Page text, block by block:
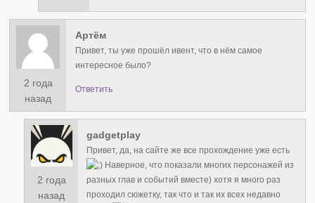
2 года
назад
Артём
Привет, ты уже прошёл ивент, что в нём самое
интересное было?
Ответить
2 года
назад
gadgetplay
Привет, да, на сайте же все прохождение уже есть
Наверное, что показали многих персонажей из
разных глав и событий вместе) хотя я много раз
проходил сюжетку, так что и так их всех недавно